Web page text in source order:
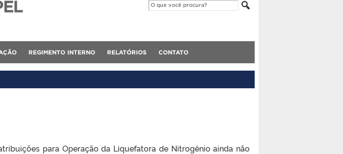
REGIMENTO INTERNO RELATÓRIOS CONTATO
para Operação da Liquefatora de Nitrogênio ainda não